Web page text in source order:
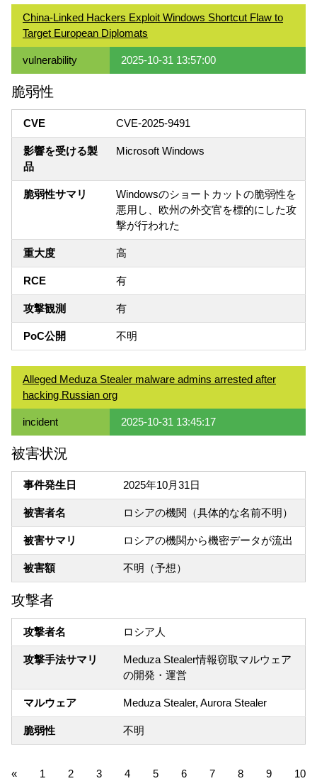
China-Linked Hackers Exploit Windows Shortcut Flaw to
Target European Diplomats
vulnerability 2025-10-31 13:57:00
脆弱性
CVE CVE-2025-9491
影響を受ける製
品
Microsoft Windows
脆弱性サマリ
Windowsのショートカットの脆弱性を
悪用し、欧州の外交官を標的にした攻
撃が行われた
重大度 高
RCE 有
攻撃観測 有
PoC公開 不明
Alleged Meduza Stealer malware admins arrested after
hacking Russian org
incident 2025-10-31 13:45:17
被害状況
事件発生日 2025年10月31日
被害者名 ロシアの機関（具体的な名前不明）
被害サマリ ロシアの機関から機密データが流出
被害額 不明（予想）
攻撃者
攻撃者名 ロシア人
攻撃手法サマリ
Meduza Stealer情報窃取マルウェア
の開発・運営
マルウェア Meduza Stealer, Aurora Stealer
脆弱性 不明
« 1 2 3 4 5 6 7 8 9 10